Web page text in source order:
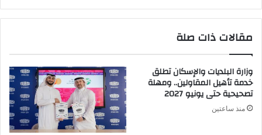
مقالات ذات صلة
وزارة البلديات والإسكان تطلق
خدمة تأهيل المقاولين.. ومهلة
تصحيحية حتى يونيو 2027
منذ ساعتين